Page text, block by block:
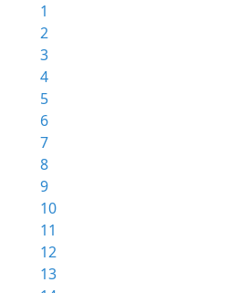
1
2
3
4
5
6
7
8
9
10
11
12
13